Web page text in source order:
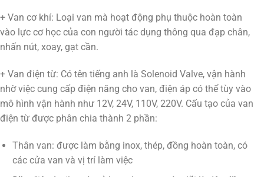
+ Van cơ khí: Loại van mà hoạt động phụ thuộc hoàn toàn
vào lực cơ học của con người tác dụng thông qua đạp chân,
nhấn nút, xoay, gạt cần.
+ Van điện từ: Có tên tiếng anh là Solenoid Valve, vận hành
nhờ việc cung cấp điện năng cho van, điện áp có thể tùy vào
mô hình vận hành như 12V, 24V, 110V, 220V. Cấu tạo của van
điện từ được phân chia thành 2 phần:
Thân van: được làm bằng inox, thép, đồng hoàn toàn, có
các cửa van và vị trí làm việc